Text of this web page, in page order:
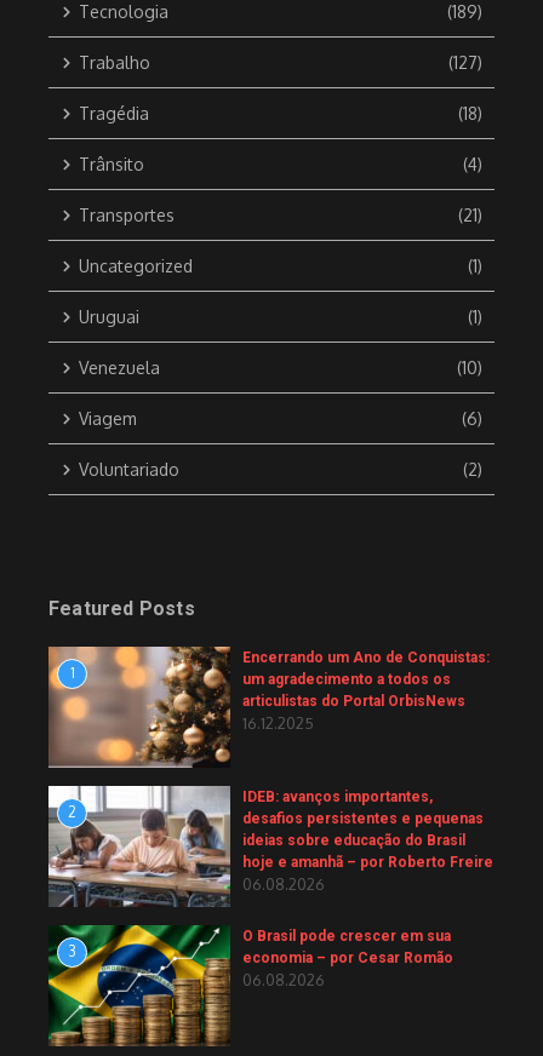
Tecnologia (189)
Trabalho (127)
Tragédia (18)
Trânsito (4)
Transportes (21)
Uncategorized (1)
Uruguai (1)
Venezuela (10)
Viagem (6)
Voluntariado (2)
Featured Posts
1
Encerrando um Ano de Conquistas:
um agradecimento a todos os
articulistas do Portal OrbisNews
16.12.2025
2
IDEB: avanços importantes,
desafios persistentes e pequenas
ideias sobre educação do Brasil
hoje e amanhã – por Roberto Freire
06.08.2026
3
O Brasil pode crescer em sua
economia – por Cesar Romão
06.08.2026